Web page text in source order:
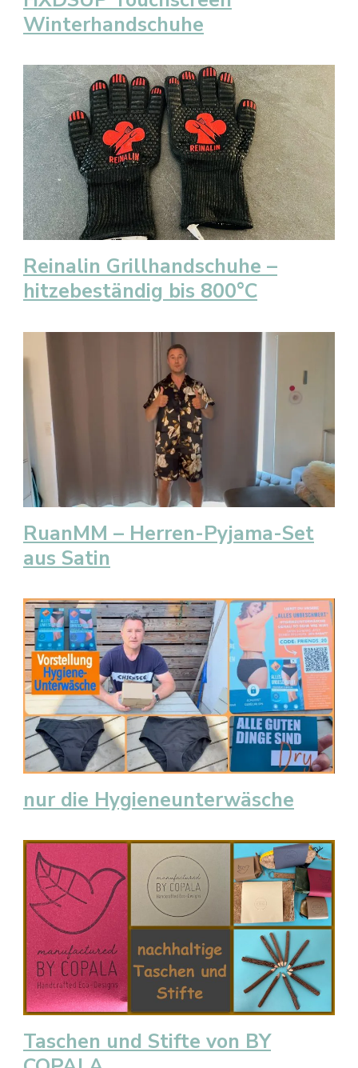
Winterhandschuhe
Reinalin Grillhandschuhe –
hitzebeständig bis 800°C
RuanMM – Herren-Pyjama-Set
aus Satin
nur die Hygieneunterwäsche
Taschen und Stifte von BY